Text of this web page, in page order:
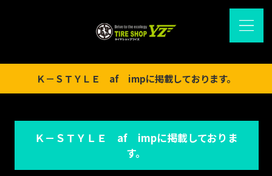
Ｋ－ＳＴＹＬＥ af impに掲載しております。
Ｋ－ＳＴＹＬＥ af impに掲載しておりま
す。